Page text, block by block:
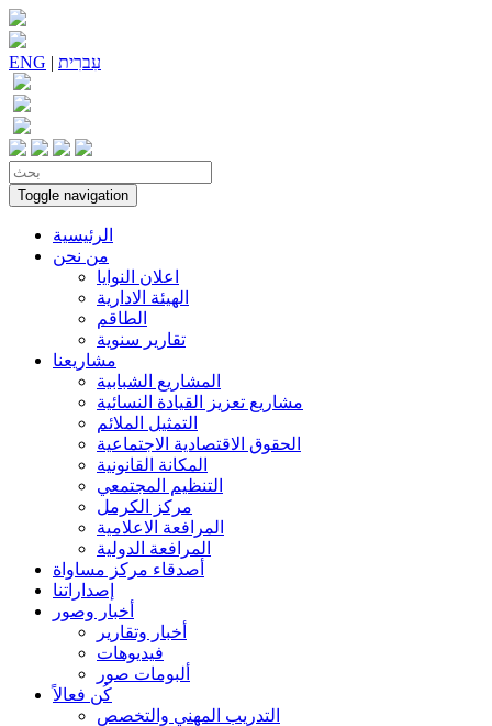
ENG | עִברִית
Toggle navigation
الرئيسية
من نحن
اعلان النوايا
الهيئة الادارية
الطاقم
تقارير سنوية
مشاريعنا
المشاريع الشبابية
مشاريع تعزيز القيادة النسائية
التمثيل الملائم
الحقوق الاقتصادية الاجتماعية
المكانة القانونية
التنظيم المجتمعي
مركز الكرمل
المرافعة الاعلامية
المرافعة الدولية
أصدقاء مركز مساواة
إصداراتنا
أخبار وصور
أخبار وتقارير
فيديوهات
ألبومات صور
كُن فعالاً
التدريب المهني والتخصص